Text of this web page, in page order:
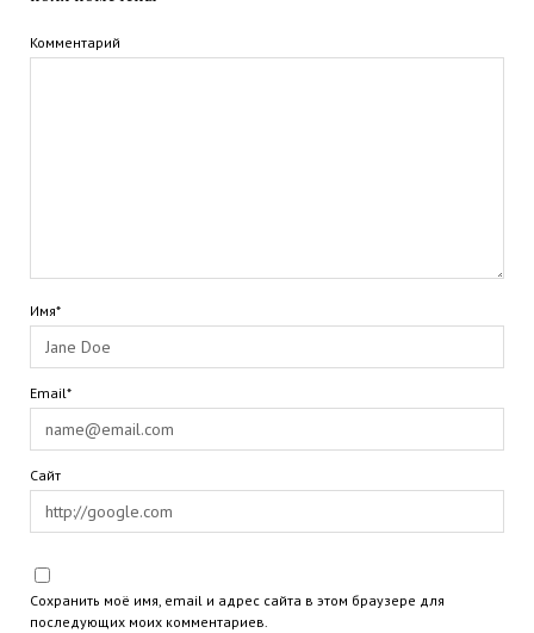
Комментарий
Имя*
Email*
Сайт
Сохранить моё имя, email и адрес сайта в этом браузере для
последующих моих комментариев.